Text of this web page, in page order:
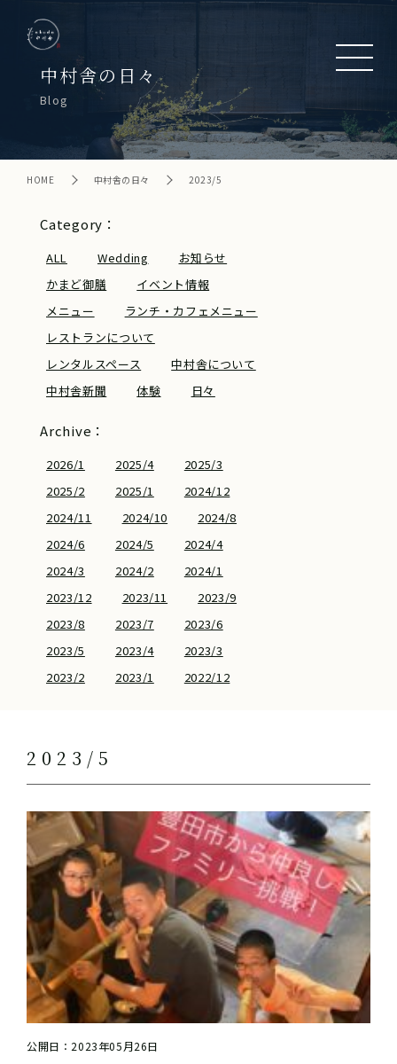
中村舎の日々
Blog
HOME 中村舎の日々 2023/5
Category：
ALL Wedding
お知らせ
かまど御膳
イベント情報
メニュー
ランチ・カフェメニュー
レストランについて
レンタルスペース
中村舎について
中村舎新聞
体験 日々
Archive：
2026/1 2025/4
2025/3
2025/2
2025/1
2024/12
2024/11
2024/10
2024/8
2024/6
2024/5
2024/4
2024/3
2024/2
2024/1
2023/12
2023/11
2023/9
2023/8
2023/7
2023/6
2023/5
2023/4
2023/3
2023/2
2023/1 2022/12
2023/5
公開日：2023年05月26日